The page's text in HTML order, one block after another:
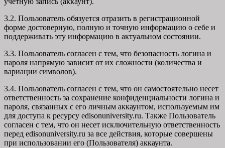
3.2. Пользователь обязуется отразить в регистрационной
форме достоверную, полную и точную информацию о себе и
поддерживать эту информацию в актуальном состоянии.
3.3. Пользователь согласен с тем, что безопасность логина и
пароля напрямую зависит от их сложности (количества и
вариации символов).
3.4. Пользователь согласен с тем, что он самостоятельно несет
ответственность за сохранение конфиденциальности логина и
пароля, связанных с его личным аккаунтом, используемым им
для доступа к ресурсу edisonuniversity.ru. Также Пользователь
согласен с тем, что он несет исключительную ответственность
перед edisonuniversity.ru за все действия, которые совершены
при использовании его (Пользователя) аккаунта.